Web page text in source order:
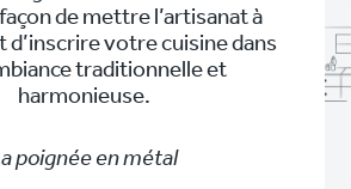
de mettre l’artisanat à
d’inscrire votre cuisine dans
traditionnelle et
harmonieuse.
poignée en métal